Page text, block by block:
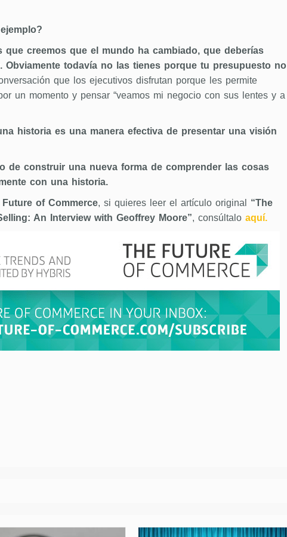
que creemos que el mundo ha cambiado, que deberías
Obviamente todavía no las tienes porque tu presupuesto no
que los ejecutivos disfrutan porque les permite
un momento y pensar “veamos mi negocio con sus lentes y a
historia es una manera efectiva de presentar una visión
de construir una nueva forma de comprender las cosas
con una historia.
Future of Commerce, si quieres leer el artículo original “The
An Interview with Geoffrey Moore”, consúltalo aquí.